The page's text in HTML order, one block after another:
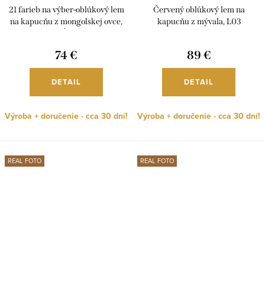
21 farieb na výber-oblúkový lem
na kapucňu z mongolskej ovce,
74 €
DETAIL
Výroba + doručenie - cca 30 dní!
Červený oblúkový lem na
kapucňu z mývala, L03
89 €
DETAIL
Výroba + doručenie - cca 30 dní!
REAL FOTO REAL FOTO